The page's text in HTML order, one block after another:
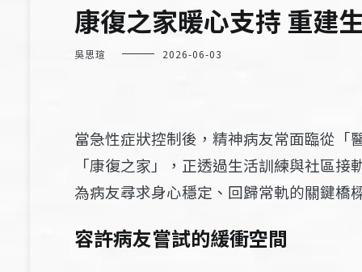
康復之家暖心支持 重建
吳思瑄 2026-06-03
當急性症狀控制後，精神病友常面臨從「
「康復之家」，正透過生活訓練與社區
為病友尋求身心穩定、回歸常軌的關鍵橋
容許病友嘗試的緩衝空間